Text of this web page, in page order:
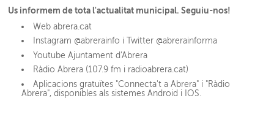
Us informem de tota l'actualitat municipal. Seguiu-nos!
Web abrera.cat
Instagram @abrerainfo i Twitter @abrerainforma
Youtube Ajuntament d'Abrera
Ràdio Abrera (107.9 fm i radioabrera.cat)
Aplicacions gratuïtes "Connecta't a Abrera" i "Ràdio
Abrera", disponibles als sistemes Android i IOS.